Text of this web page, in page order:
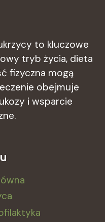
to kluczowe
tryb życia, dieta
fizyczna mogą
obejmuje
i wsparcie